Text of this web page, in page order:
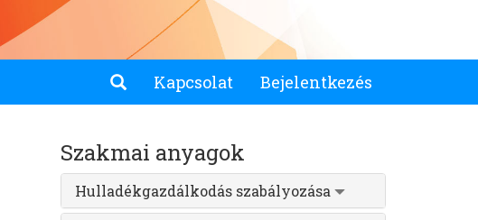
Kapcsolat Bejelentkezés
Szakmai anyagok
Hulladékgazdálkodás szabályozása